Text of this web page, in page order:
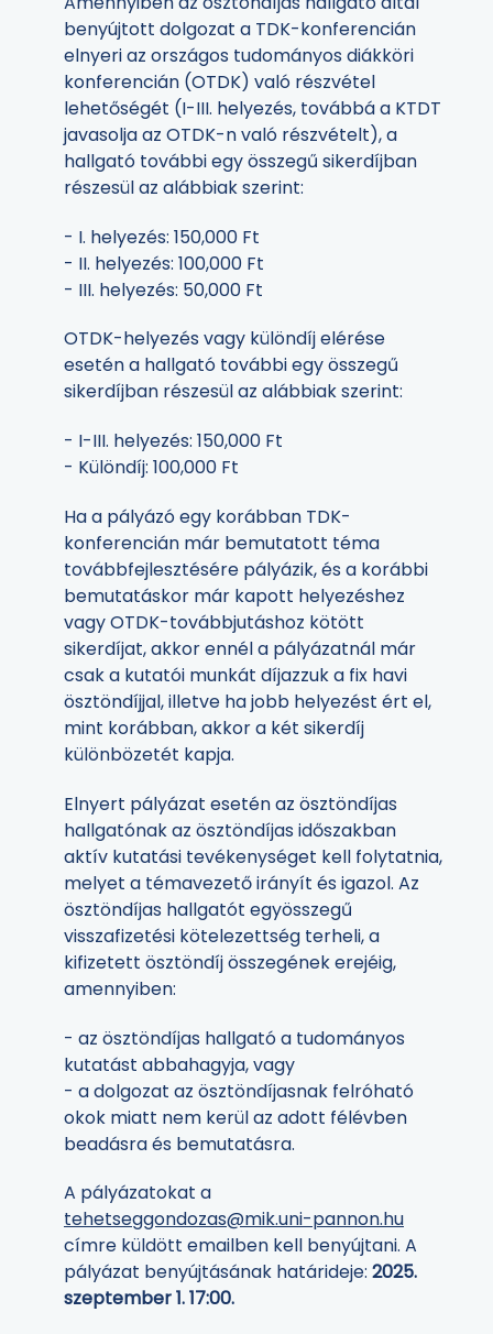
benyújtott dolgozat a TDK-konferencián
elnyeri az országos tudományos diákköri
konferencián (OTDK) való részvétel
lehetőségét (I-III. helyezés, továbbá a KTDT
javasolja az OTDK-n való részvételt), a
hallgató további egy összegű sikerdíjban
részesül az alábbiak szerint:
- I. helyezés: 150,000 Ft
- II. helyezés: 100,000 Ft
- III. helyezés: 50,000 Ft
OTDK-helyezés vagy különdíj elérése
esetén a hallgató további egy összegű
sikerdíjban részesül az alábbiak szerint:
- I-III. helyezés: 150,000 Ft
- Különdíj: 100,000 Ft
Ha a pályázó egy korábban TDK-
konferencián már bemutatott téma
továbbfejlesztésére pályázik, és a korábbi
bemutatáskor már kapott helyezéshez
vagy OTDK-továbbjutáshoz kötött
sikerdíjat, akkor ennél a pályázatnál már
csak a kutatói munkát díjazzuk a fix havi
ösztöndíjjal, illetve ha jobb helyezést ért el,
mint korábban, akkor a két sikerdíj
különbözetét kapja.
Elnyert pályázat esetén az ösztöndíjas
hallgatónak az ösztöndíjas időszakban
aktív kutatási tevékenységet kell folytatnia,
melyet a témavezető irányít és igazol. Az
ösztöndíjas hallgatót egyösszegű
visszafizetési kötelezettség terheli, a
kifizetett ösztöndíj összegének erejéig,
amennyiben:
- az ösztöndíjas hallgató a tudományos
kutatást abbahagyja, vagy
- a dolgozat az ösztöndíjasnak felróható
okok miatt nem kerül az adott félévben
beadásra és bemutatásra.
A pályázatokat a
tehetseggondozas@mik.uni-pannon.hu
címre küldött emailben kell benyújtani. A
pályázat benyújtásának határideje: 2025.
szeptember 1. 17:00.